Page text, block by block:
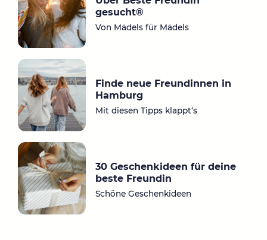
gesucht®
Von Mädels für Mädels
Finde neue Freundinnen in
Hamburg
Mit diesen Tipps klappt‘s
30 Geschenkideen für deine
beste Freundin
Schöne Geschenkideen